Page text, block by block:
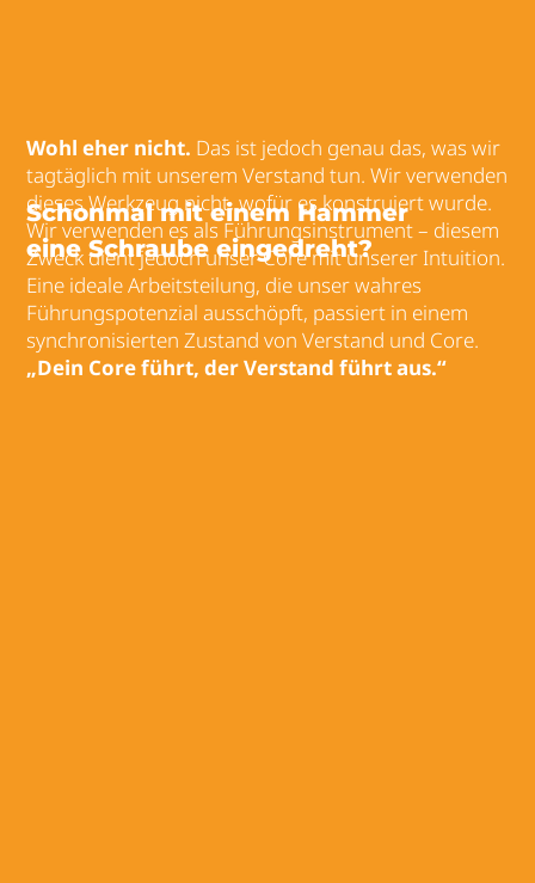
Schonmal mit einem Hammer
eine Schraube eingedreht?
Wohl eher nicht.Das ist jedoch genau das, was wir
tagtäglich mit unserem Verstand tun. Wir verwenden
dieses Werkzeug nicht, wofür es konstruiert wurde.
Wir verwenden es als Führungsinstrument – diesem
Zweck dient jedoch unser Core mit unserer Intuition.
Eine ideale Arbeitsteilung, die unser wahres
Führungspotenzial ausschöpft, passiert in einem
synchronisierten Zustand von Verstand und Core.
„Dein Core führt, der Verstand führt aus.“